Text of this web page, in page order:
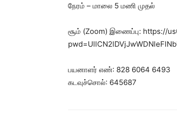
நேரம் – மாலை 5 மணி முதல்
சூம் (Zoom) இணைப்பு: https://
பயனாளர் எண்: 828 6064 6493
கடவுச்சொல்: 645687